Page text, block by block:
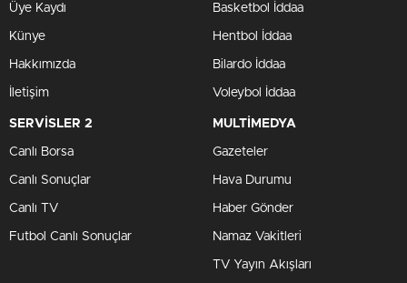
Üye Kaydı
Künye
Hakkımızda
İletişim
Basketbol İddaa
Hentbol İddaa
Bilardo İddaa
Voleybol İddaa
SERVİSLER 2
Canlı Borsa
Canlı Sonuçlar
Canlı TV
Futbol Canlı Sonuçlar
MULTİMEDYA
Gazeteler
Hava Durumu
Haber Gönder
Namaz Vakitleri
TV Yayın Akışları